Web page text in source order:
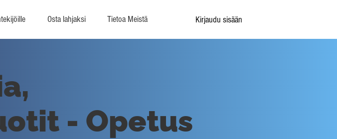
Osta lahjaksi Tietoa Meistä Kirjaudu sisään
- Opetus